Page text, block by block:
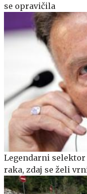
se opravičila
Legendarni
raka, zdaj se želi